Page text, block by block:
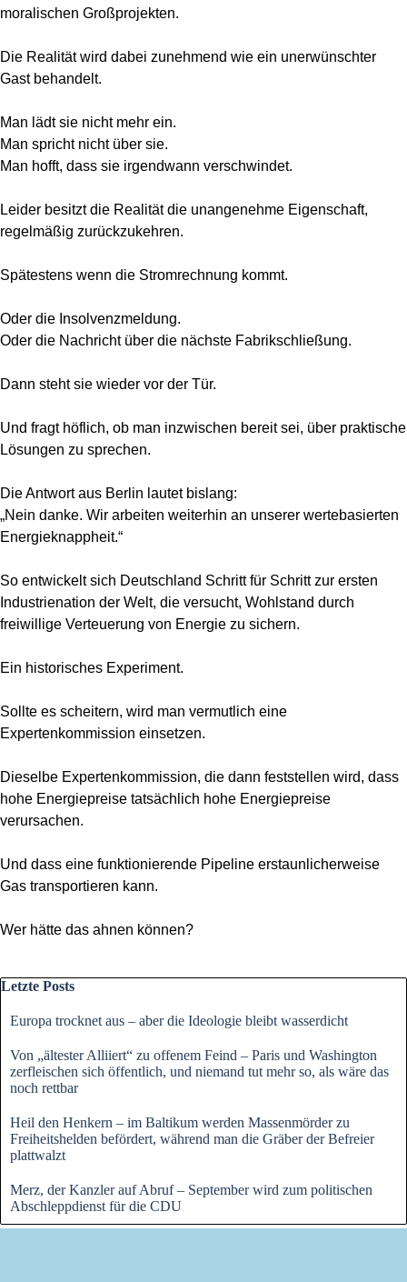
moralischen Großprojekten.
Die Realität wird dabei zunehmend wie ein unerwünschter
Gast behandelt.
Man lädt sie nicht mehr ein.
Man spricht nicht über sie.
Man hofft, dass sie irgendwann verschwindet.
Leider besitzt die Realität die unangenehme Eigenschaft,
regelmäßig zurückzukehren.
Spätestens wenn die Stromrechnung kommt.
Oder die Insolvenzmeldung.
Oder die Nachricht über die nächste Fabrikschließung.
Dann steht sie wieder vor der Tür.
Und fragt höflich, ob man inzwischen bereit sei, über praktische
Lösungen zu sprechen.
Die Antwort aus Berlin lautet bislang:
„Nein danke. Wir arbeiten weiterhin an unserer wertebasierten
Energieknappheit.“
So entwickelt sich Deutschland Schritt für Schritt zur ersten
Industrienation der Welt, die versucht, Wohlstand durch
freiwillige Verteuerung von Energie zu sichern.
Ein historisches Experiment.
Sollte es scheitern, wird man vermutlich eine
Expertenkommission einsetzen.
Dieselbe Expertenkommission, die dann feststellen wird, dass
hohe Energiepreise tatsächlich hohe Energiepreise
verursachen.
Und dass eine funktionierende Pipeline erstaunlicherweise
Gas transportieren kann.
Wer hätte das ahnen können?
Block überspringen Letzte Posts
Letzte Posts
Europa trocknet aus – aber die Ideologie bleibt wasserdicht
Von „ältester Alliiert“ zu offenem Feind – Paris und Washington
zerfleischen sich öffentlich, und niemand tut mehr so, als wäre das
noch rettbar
Heil den Henkern – im Baltikum werden Massenmörder zu
Freiheitshelden befördert, während man die Gräber der Befreier
plattwalzt
Merz, der Kanzler auf Abruf – September wird zum politischen
Abschleppdienst für die CDU